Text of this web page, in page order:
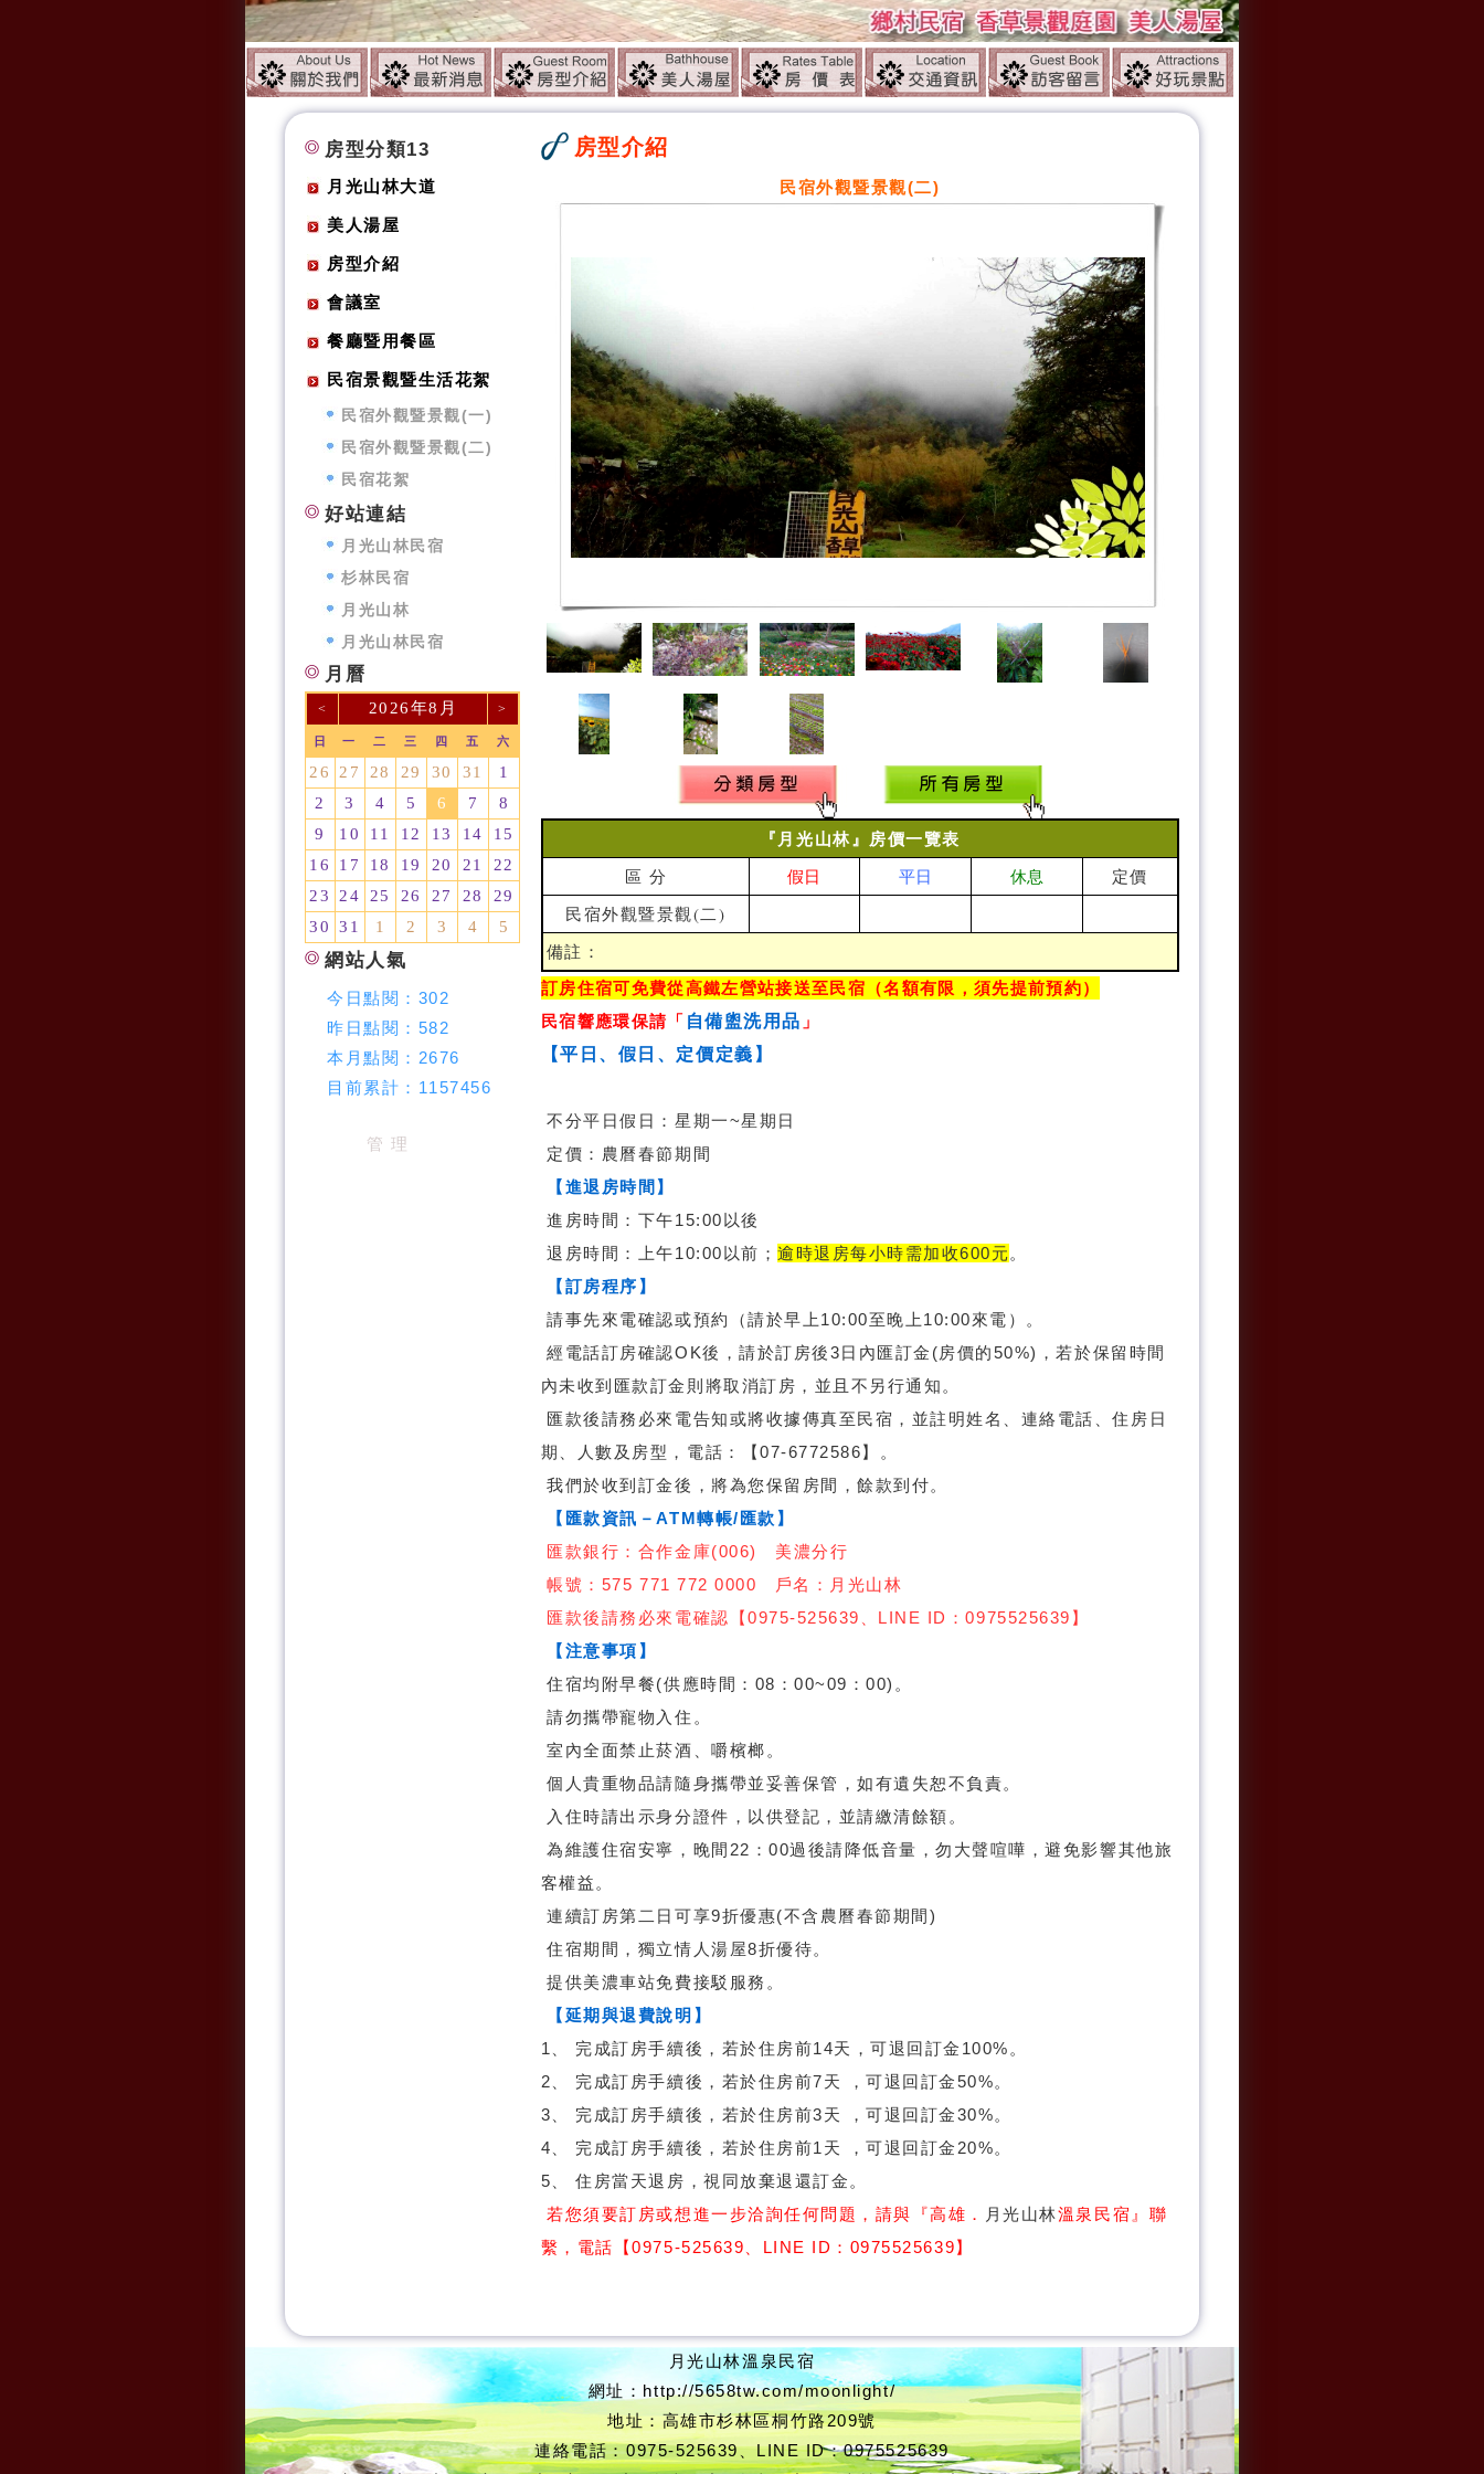
房型介紹
民宿外觀暨景觀(二)
『月光山林』房價一覽表
區 分 假日 平日 休息
定價
民宿外觀暨景觀(二)
備註：
訂房住宿可免費從高鐵左營站接送至民宿（名額有限，須先提前預約）
民宿響應環保請「 自備盥洗用品 」
【平日、假日、定價定義】
不分平日假日：星期一~星期日
定價：農曆春節期間
【進退房時間】
進房時間：下午15:00以後
退房時間：上午10:00以前；逾時退房每小時需加收600元。
【訂房程序】
請事先來電確認或預約（請於早上10:00至晚上10:00來電）。
經電話訂房確認OK後，請於訂房後3日內匯訂金(房價的50%)，若於保留時間
內未收到匯款訂金則將取消訂房，並且不另行通知。
匯款後請務必來電告知或將收據傳真至民宿，並註明姓名、連絡電話、住房日
期、人數及房型，電話：【07-6772586】。
我們於收到訂金後，將為您保留房間，餘款到付。
【匯款資訊－ATM轉帳/匯款】
匯款銀行：合作金庫(006) 美濃分行
帳號：575 771 772 0000 戶名：月光山林
匯款後請務必來電確認【0975-525639、LINE ID：0975525639】
【注意事項】
住宿均附早餐(供應時間：08：00~09：00)。
請勿攜帶寵物入住。
室內全面禁止菸酒、嚼檳榔。
個人貴重物品請隨身攜帶並妥善保管，如有遺失恕不負責。
入住時請出示身分證件，以供登記，並請繳清餘額。
為維護住宿安寧，晚間22：00過後請降低音量，勿大聲喧嘩，避免影響其他旅
客權益。
連續訂房第二日可享9折優惠(不含農曆春節期間)
住宿期間，獨立情人湯屋8折優待。
提供美濃車站免費接駁服務。
【延期與退費說明】
1、 完成訂房手續後，若於住房前14天，可退回訂金100%。
2、 完成訂房手續後，若於住房前7天 ，可退回訂金50%。
3、 完成訂房手續後，若於住房前3天 ，可退回訂金30%。
4、 完成訂房手續後，若於住房前1天 ，可退回訂金20%。
5、 住房當天退房，視同放棄退還訂金。
若您須要訂房或想進一步洽詢任何問題，請與『高雄．
月光山林溫泉民宿』聯
繫，電話【0975-525639、LINE ID：0975525639】
房型分類13
月光山林大道
美人湯屋
房型介紹
會議室
餐廳暨用餐區
民宿景觀暨生活花絮
民宿外觀暨景觀(一)
民宿外觀暨景觀(二)
民宿花絮
好站連結
月光山林民宿
杉林民宿
月光山林
月光山林民宿
月曆
< 2026年8月 >
日 一 二 三 四 五 六
26 27 28 29 30 31
1
2
3 4 5 6 7
8
9
10 11 12 13 14
15
16
17 18 19 20 21
22
23
24 25 26 27 28
29
30
31 1 2 3 4 5
網站人氣
今日點閱： 302
昨日點閱： 582
本月點閱： 2676
目前累計： 1157456
管 理
月光山林溫泉民宿
網址：http://5658tw.com/moonlight/
地址：高雄市杉林區桐竹路209號
連絡電話：0975-525639、LINE ID：0975525639